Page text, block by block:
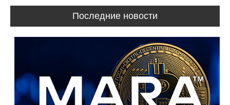
Последние новости